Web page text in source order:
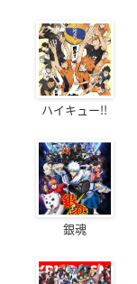
ハイキュー!!
銀魂